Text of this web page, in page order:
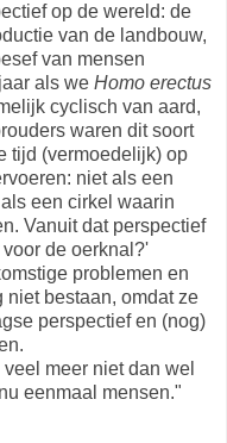
op de wereld: de
van de landbouw,
van mensen
als we Homo erectus
cyclisch van aard,
waren dit soort
tijd (vermoedelijk) op
niet als een
een cirkel waarin
Vanuit dat perspectief
de oerknal?'
problemen en
niet bestaan, omdat ze
perspectief en (nog)
meer niet dan wel
eenmaal mensen."